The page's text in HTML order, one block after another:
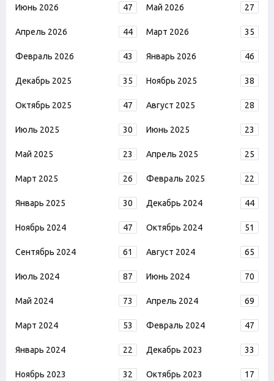
Июнь 2026 47 Май 2026 27
Апрель 2026 44 Март 2026 35
Февраль 2026 43 Январь 2026 46
Декабрь 2025 35 Ноябрь 2025 38
Октябрь 2025 47 Август 2025 28
Июль 2025 30 Июнь 2025 23
Май 2025 23 Апрель 2025 25
Март 2025 26 Февраль 2025 22
Январь 2025 30 Декабрь 2024 44
Ноябрь 2024 47 Октябрь 2024 51
Сентябрь 2024 61 Август 2024 65
Июль 2024 87 Июнь 2024 70
Май 2024 73 Апрель 2024 69
Март 2024 53 Февраль 2024 47
Январь 2024 22 Декабрь 2023 33
Ноябрь 2023 32 Октябрь 2023 17